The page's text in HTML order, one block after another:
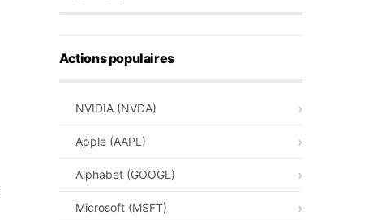
Actions populaires
NVIDIA (NVDA)
Apple (AAPL)
Alphabet (GOOGL)
Microsoft (MSFT)